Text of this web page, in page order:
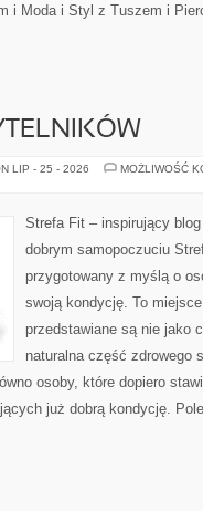
i Moda i Styl z Tuszem i
LIP - 25 - 2026
MOŻLIWOŚĆ
Strefa Fit – inspirujący
dobrym samopoczuciu
przygotowany z myślą o
swoją kondycję. To
przedstawiane są nie jako
naturalna część zdrowego
osoby, które dopiero
już dobrą kondycję.